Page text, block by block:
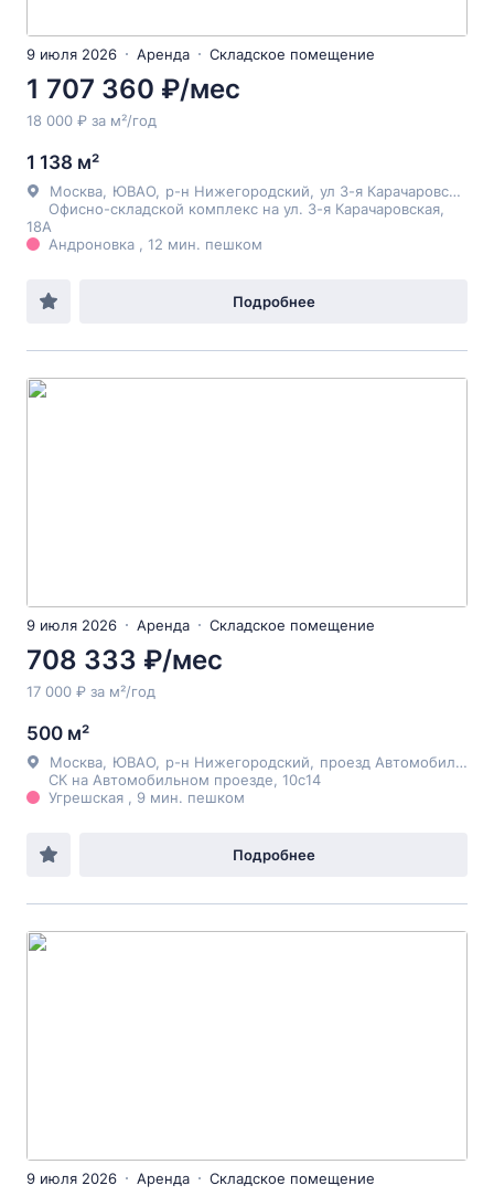
9 июля 2026 Аренда Складское помещение
1 707 360 ₽/мес
18 000 ₽ за м²/год
1 138 м²
Москва ЮВАО р-н Нижегородский ул 3-я Карачаровская
Офисно-складской комплекс на ул. 3-я Карачаровская,
18А
Андроновка , 12 мин. пешком
Подробнее
9 июля 2026 Аренда Складское помещение
708 333 ₽/мес
17 000 ₽ за м²/год
500 м²
Москва ЮВАО р-н Нижегородский проезд Автомобильный
СК на Автомобильном проезде, 10с14
Угрешская , 9 мин. пешком
Подробнее
9 июля 2026 Аренда Складское помещение